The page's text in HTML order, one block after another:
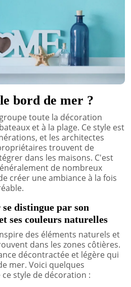
bord de mer ?
toute la décoration
et à la plage. Ce style est
et les architectes
trouvent de
dans les maisons. C'est
de nombreux
créer une ambiance à la fois
distingue par son
ses couleurs naturelles
des éléments naturels et
dans les zones côtières.
décontractée et légère qui
mer. Voici quelques
style de décoration :